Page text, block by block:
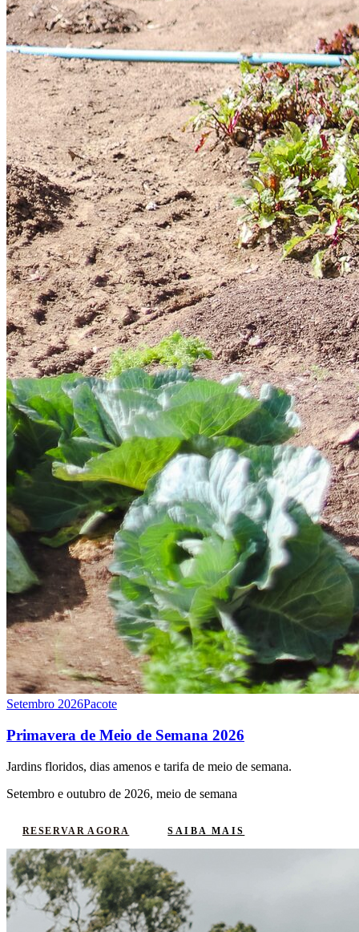
Setembro 2026Pacote
Primavera de Meio de Semana 2026
Jardins floridos, dias amenos e tarifa de meio de semana.
Setembro e outubro de 2026, meio de semana
RESERVAR AGORA SAIBA MAIS